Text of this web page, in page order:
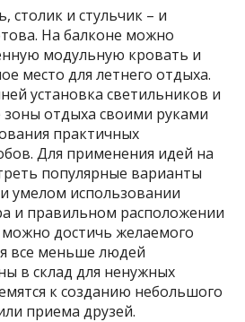
столик и стульчик – и
На балконе можно
модульную кровать и
место для летнего отдыха.
установка светильников и
отдыха своими руками
практичных
Для применения идей на
популярные варианты
умелом использовании
и правильном расположении
достичь желаемого
все меньше людей
в склад для ненужных
к созданию небольшого
приема друзей.